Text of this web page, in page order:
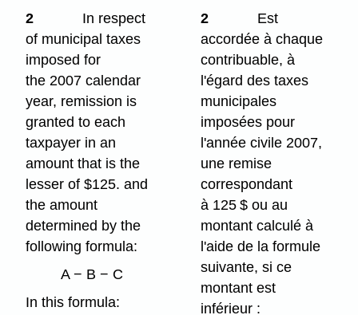
2
In respect
of municipal taxes
imposed for
the 2007 calendar
year, remission is
granted to each
taxpayer in an
amount that is the
lesser of $125. and
the amount
determined by the
following formula:
A − B − C
In this formula:
2
Est
accordée à chaque
contribuable, à
l'égard des taxes
municipales
imposées pour
l'année civile 2007,
une remise
correspondant
à 125 $ ou au
montant calculé à
l'aide de la formule
suivante, si ce
montant est
inférieur :